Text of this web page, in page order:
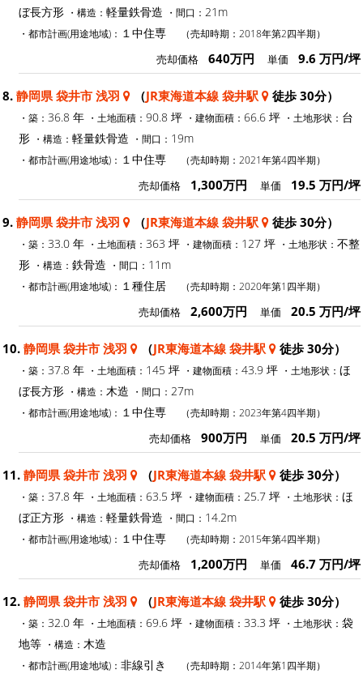
ぼ長方形 ・構造： 軽量鉄骨造 ・間口： 21m
・都市計画(用途地域)： １中住専 （売却時期：2018年第2四半期）
売却価格 640万円 単価 9.6 万円/坪
8. 静岡県 袋井市 浅羽 （JR東海道本線 袋井駅 徒歩 30分）
・築： 36.8 年 ・土地面積： 90.8 坪 ・建物面積： 66.6 坪 ・土地形状： 台
形 ・構造： 軽量鉄骨造 ・間口： 19m
・都市計画(用途地域)： １中住専 （売却時期：2021年第4四半期）
売却価格 1,300万円 単価 19.5 万円/坪
9. 静岡県 袋井市 浅羽 （JR東海道本線 袋井駅 徒歩 30分）
・築： 33.0 年 ・土地面積： 363 坪 ・建物面積： 127 坪 ・土地形状： 不整
形 ・構造： 鉄骨造 ・間口： 11m
・都市計画(用途地域)： １種住居 （売却時期：2020年第1四半期）
売却価格 2,600万円 単価 20.5 万円/坪
10. 静岡県 袋井市 浅羽 （JR東海道本線 袋井駅 徒歩 30分）
・築： 37.8 年 ・土地面積： 145 坪 ・建物面積： 43.9 坪 ・土地形状： ほ
ぼ長方形 ・構造： 木造 ・間口： 27m
・都市計画(用途地域)： １中住専 （売却時期：2023年第4四半期）
売却価格 900万円 単価 20.5 万円/坪
11. 静岡県 袋井市 浅羽 （JR東海道本線 袋井駅 徒歩 30分）
・築： 37.8 年 ・土地面積： 63.5 坪 ・建物面積： 25.7 坪 ・土地形状： ほ
ぼ正方形 ・構造： 軽量鉄骨造 ・間口： 14.2m
・都市計画(用途地域)： １中住専 （売却時期：2015年第4四半期）
売却価格 1,200万円 単価 46.7 万円/坪
12. 静岡県 袋井市 浅羽 （JR東海道本線 袋井駅 徒歩 30分）
・築： 32.0 年 ・土地面積： 69.6 坪 ・建物面積： 33.3 坪 ・土地形状： 袋
地等 ・構造： 木造
・都市計画(用途地域)： 非線引き （売却時期：2014年第1四半期）